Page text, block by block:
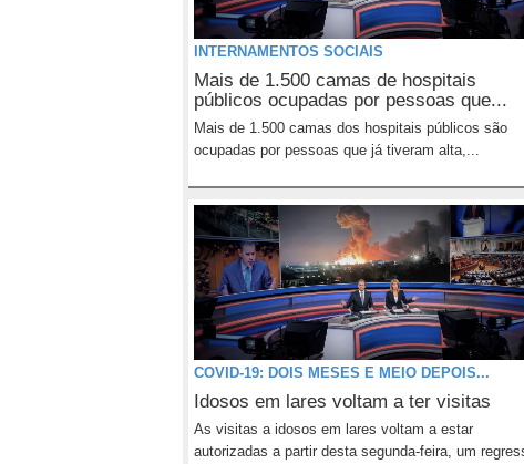
INTERNAMENTOS SOCIAIS
Mais de 1.500 camas de hospitais
públicos ocupadas por pessoas que...
Mais de 1.500 camas dos hospitais públicos são
ocupadas por pessoas que já tiveram alta,...
COVID-19: DOIS MESES E MEIO DEPOIS...
Idosos em lares voltam a ter visitas
As visitas a idosos em lares voltam a estar
autorizadas a partir desta segunda-feira, um